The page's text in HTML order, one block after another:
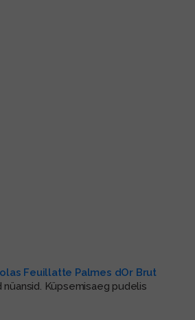
Feuillatte Palmes dOr Brut
Küpsemisaeg pudelis